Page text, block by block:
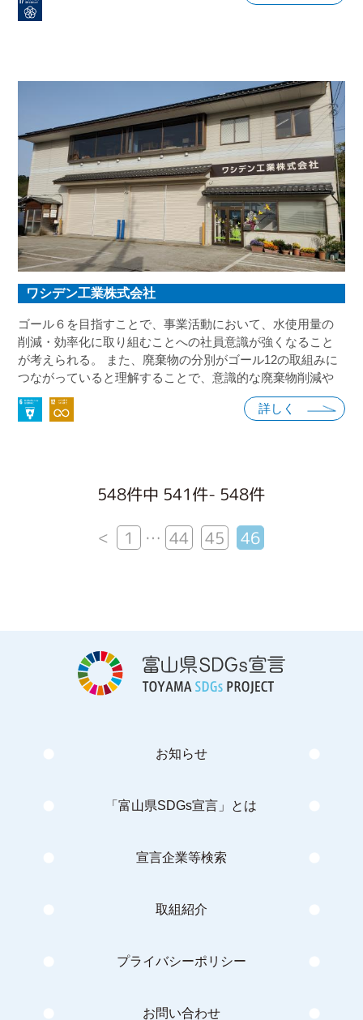
ワシデン工業株式会社
ゴール６を目指すことで、事業活動において、水使用量の
削減・効率化に取り組むことへの社員意識が強くなること
が考えられる。 また、廃棄物の分別がゴール12の取組みに
つながっていると理解することで、意識的な廃棄物削減や
適正処理を実現できると考えている。
詳しく
548件中 541件- 548件
< 1 … 44 45 46
お知らせ
「富山県SDGs宣言」とは
宣言企業等検索
取組紹介
プライバシーポリシー
お問い合わせ